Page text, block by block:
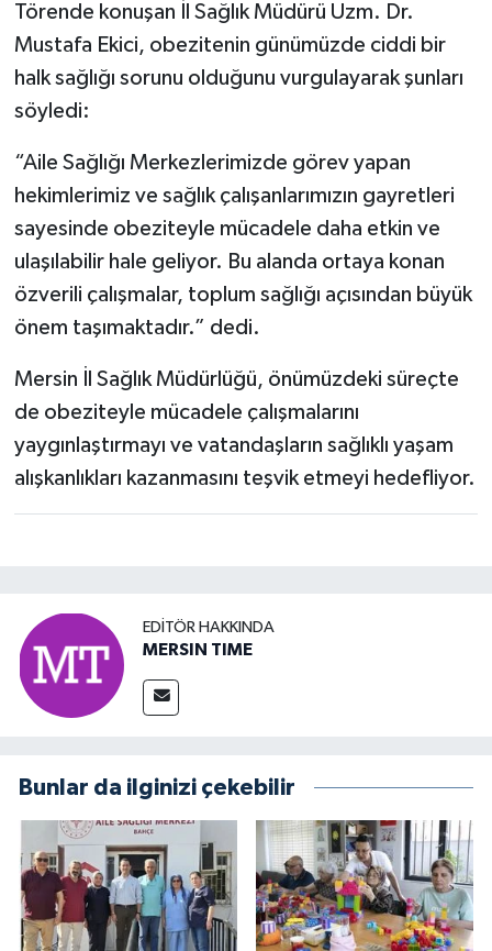
Törende konuşan İl Sağlık Müdürü Uzm. Dr.
Mustafa Ekici, obezitenin günümüzde ciddi bir
halk sağlığı sorunu olduğunu vurgulayarak şunları
söyledi:
“Aile Sağlığı Merkezlerimizde görev yapan
hekimlerimiz ve sağlık çalışanlarımızın gayretleri
sayesinde obeziteyle mücadele daha etkin ve
ulaşılabilir hale geliyor. Bu alanda ortaya konan
özverili çalışmalar, toplum sağlığı açısından büyük
önem taşımaktadır.” dedi.
Mersin İl Sağlık Müdürlüğü, önümüzdeki süreçte
de obeziteyle mücadele çalışmalarını
yaygınlaştırmayı ve vatandaşların sağlıklı yaşam
alışkanlıkları kazanmasını teşvik etmeyi hedefliyor.
EDITÖR HAKKINDA
MERSIN TIME
Bunlar da ilginizi çekebilir